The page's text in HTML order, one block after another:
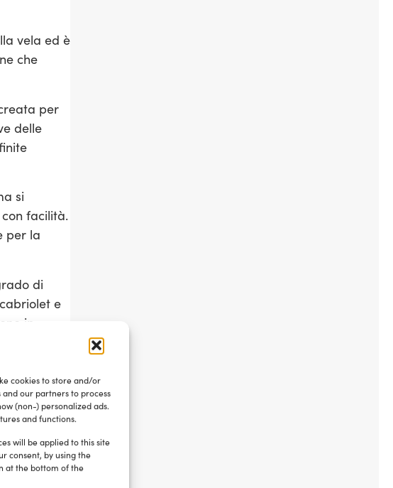
cookies to store and/or
our partners to process
(non-) personalized ads.
and functions.
will be applied to this site
consent, by using the
at the bottom of the
vela ed è
che
per
delle
si
facilità.
per la
di
e
in
finezza.